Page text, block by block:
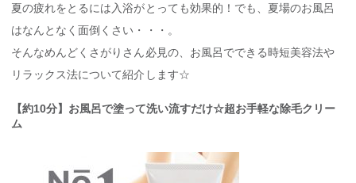
夏の疲れをとるには入浴がとっても効果的！でも、夏場のお風呂
はなんとなく面倒くさい・・・。
そんなめんどくさがりさん必見の、お風呂でできる時短美容法や
リラックス法について紹介します☆
【約10分】お風呂で塗って洗い流すだけ☆超お手軽な除毛クリー
ム